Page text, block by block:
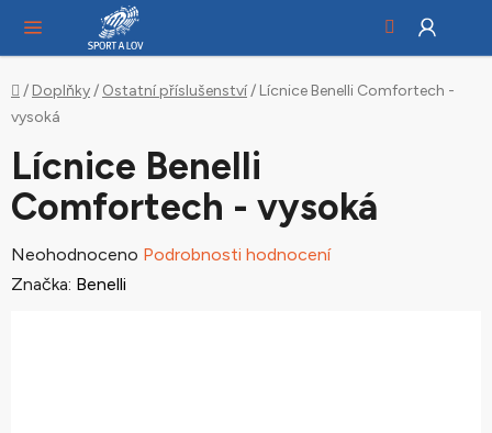
obsah
Domů
/ Doplňky/ Ostatní příslušenství/ Lícnice Benelli Comfortech -
vysoká
Lícnice Benelli
Comfortech - vysoká
Průměrné
hodnocení
Neohodnoceno Podrobnosti hodnocení
Značka: Benelli